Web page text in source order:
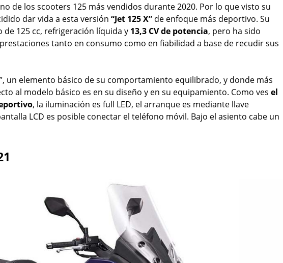
de los scooters 125 más vendidos durante 2020. Por lo que visto su
dar vida a esta versión “Jet 125 X” de enfoque más deportivo. Su
125 cc, refrigeración líquida y 13,3 CV de potencia, pero ha sido
tanto en consumo como en fiabilidad a base de recudir sus
un elemento básico de su comportamiento equilibrado, y donde más
al modelo básico es en su diseño y en su equipamiento. Como ves el
, la iluminación es full LED, el arranque es mediante llave
LCD es posible conectar el teléfono móvil. Bajo el asiento cabe un